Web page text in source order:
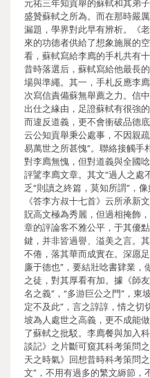
元祐三年知貢舉的蘇軾和其弟
盛贊蘇軾之所為。而在那時嚴
漏題，學界對此早有辨析。《
來的功德者供給了想象施展的
看，蘇軾寫給李廌的手札共有
昔時落選后，蘇軾寫給他最長
場與準繩。其一，手札反應李
次寫信責備蘇無舉薦之力。信
出仕之緣由，足證蘇軾有很強
而違反道義，更不會衝破品德
云公知貢舉秉公處事，不因親
易萬世之所甚愧”。聯絡接觸
對李廌無愧，但對道義與全國
評騭李廌文章。其文“過人之處
乏“則讀之終篇，莫知所謂”，
《答李方叔十七首》云所承新
貺高文極為秀麗，但過相掩飾
章的評論客不雅公平，于其優
鍵，并非皆過譽、溢美之言。
不倦，落其華而成實在。深愿
廉于德也”，要結壯唸書肄業，
之徒，對其厚看有加。據《師
名之義”，“多游巨公之門”，東
定不及此”，言之諄諄，情之
坡為人處世之高義，更不成能
了蘇軾之批駁。李廌餐與加入
談記》之片斷可窺其科考策問
天之時氣》回想昔時科考策問
文”，不用有過多的繁文縟節